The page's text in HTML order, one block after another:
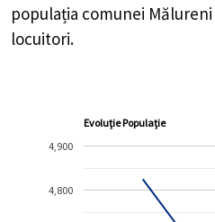
populația comunei
locuitori.
Evoluție Populație
4,800
4,900